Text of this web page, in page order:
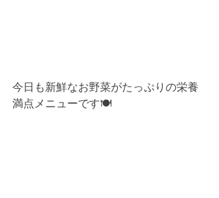
今日も新鮮なお野菜がたっぷりの栄養
満点メニューです🍽